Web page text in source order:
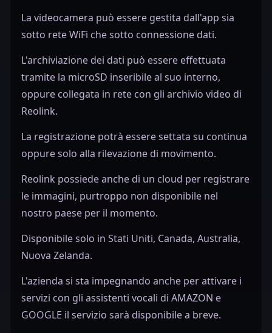
La videocamera può essere gestita dall'app sia
sotto rete WiFi che sotto connessione dati.
L'archiviazione dei dati può essere effettuata
tramite la microSD inseribile al suo interno,
oppure collegata in rete con gli archivio video di
Reolink.
La registrazione potrà essere settata su continua
oppure solo alla rilevazione di movimento.
Reolink possiede anche di un cloud per registrare
le immagini, purtroppo non disponibile nel
nostro paese per il momento.
Disponibile solo in Stati Uniti, Canada, Australia,
Nuova Zelanda.
L'azienda si sta impegnando anche per attivare i
servizi con gli assistenti vocali di AMAZON e
GOOGLE il servizio sarà disponibile a breve.